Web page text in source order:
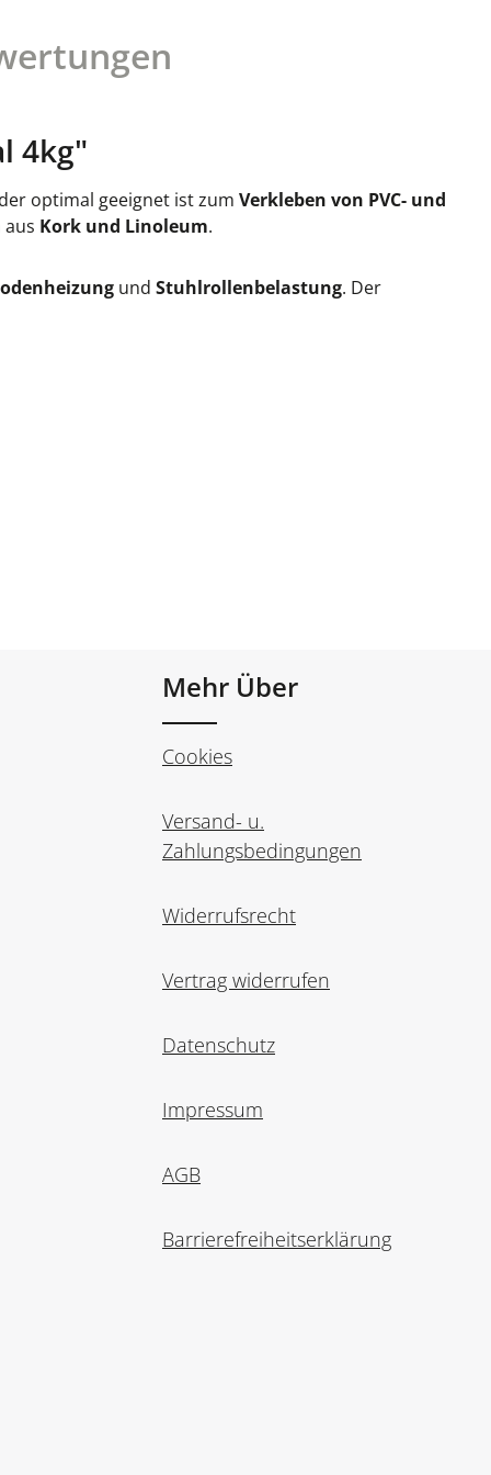
4kg"
optimal geeignet ist zum Verkleben von PVC- und
aus Kork und Linoleum.
und Stuhlrollenbelastung. Der
Mehr Über
Cookies
Versand- u.
Zahlungsbedingungen
Widerrufsrecht
Vertrag widerrufen
Datenschutz
Impressum
AGB
Barrierefreiheitserklärung